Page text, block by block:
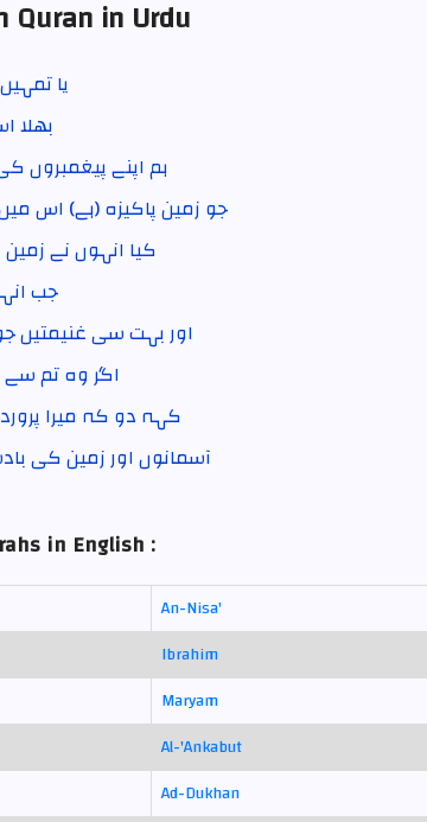
Quran in Urdu
یا
بھلا
ہم اپنے پیغمبروں
جو زمین پاکیزہ (ہے) اس
کیا انہوں نے
جب
اور بہت سی غنیمتیں
اگر وہ تم
کہہ دو کہ میرا
آسمانوں اور زمین کی
in English :
An-Nisa'
Ibrahim
Maryam
Al-'Ankabut
Ad-Dukhan